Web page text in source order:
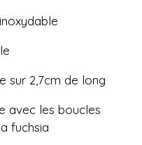
sur 2,7cm de long
avec les boucles
fuchsia